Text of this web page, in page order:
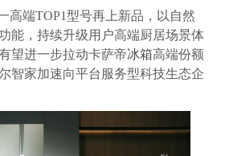
高端TOP1型号再上新品，以自然
能，持续升级用户高端厨居场景体
望进一步拉动卡萨帝冰箱高端份额
智家加速向平台服务型科技生态企